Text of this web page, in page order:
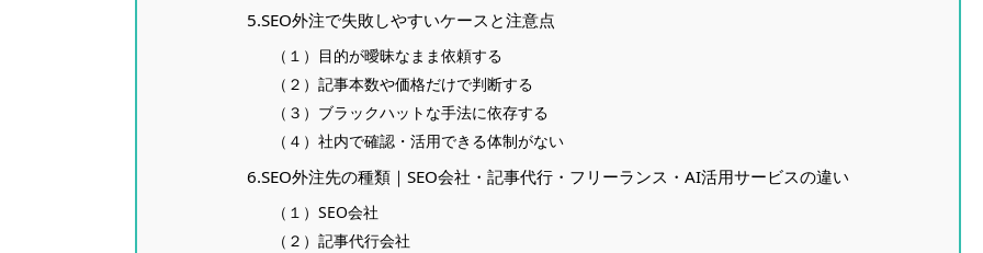
5.SEO外注で失敗しやすいケースと注意点
（１）目的が曖昧なまま依頼する
（２）記事本数や価格だけで判断する
（３）ブラックハットな手法に依存する
（４）社内で確認・活用できる体制がない
6.SEO外注先の種類｜SEO会社・記事代行・フリーランス・AI活用サービスの違い
（１）SEO会社
（２）記事代行会社